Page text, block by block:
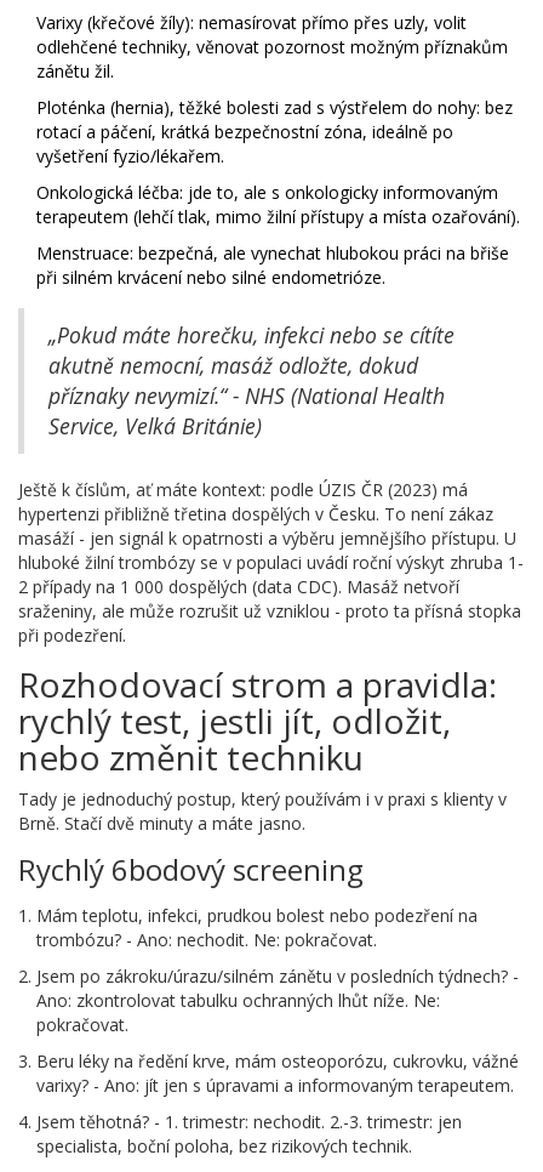
Varixy (křečové žíly): nemasírovat přímo přes uzly, volit
odlehčené techniky, věnovat pozornost možným příznakům
zánětu žil.
Ploténka (hernia), těžké bolesti zad s výstřelem do nohy: bez
rotací a páčení, krátká bezpečnostní zóna, ideálně po
vyšetření fyzio/lékařem.
Onkologická léčba: jde to, ale s onkologicky informovaným
terapeutem (lehčí tlak, mimo žilní přístupy a místa ozařování).
Menstruace: bezpečná, ale vynechat hlubokou práci na břiše
při silném krvácení nebo silné endometrióze.
„Pokud máte horečku, infekci nebo se cítíte
akutně nemocní, masáž odložte, dokud
příznaky nevymizí.“ - NHS (National Health
Service, Velká Británie)
Ještě k číslům, ať máte kontext: podle ÚZIS ČR (2023) má
hypertenzi přibližně třetina dospělých v Česku. To není zákaz
masáží - jen signál k opatrnosti a výběru jemnějšího přístupu. U
hluboké žilní trombózy se v populaci uvádí roční výskyt zhruba 1-
2 případy na 1 000 dospělých (data CDC). Masáž netvoří
sraženiny, ale může rozrušit už vzniklou - proto ta přísná stopka
při podezření.
Rozhodovací strom a pravidla:
rychlý test, jestli jít, odložit,
nebo změnit techniku
Tady je jednoduchý postup, který používám i v praxi s klienty v
Brně. Stačí dvě minuty a máte jasno.
Rychlý 6bodový screening
Mám teplotu, infekci, prudkou bolest nebo podezření na
trombózu? - Ano: nechodit. Ne: pokračovat.
Jsem po zákroku/úrazu/silném zánětu v posledních týdnech? -
Ano: zkontrolovat tabulku ochranných lhůt níže. Ne:
pokračovat.
Beru léky na ředění krve, mám osteoporózu, cukrovku, vážné
varixy? - Ano: jít jen s úpravami a informovaným terapeutem.
Jsem těhotná? - 1. trimestr: nechodit. 2.-3. trimestr: jen
specialista, boční poloha, bez rizikových technik.